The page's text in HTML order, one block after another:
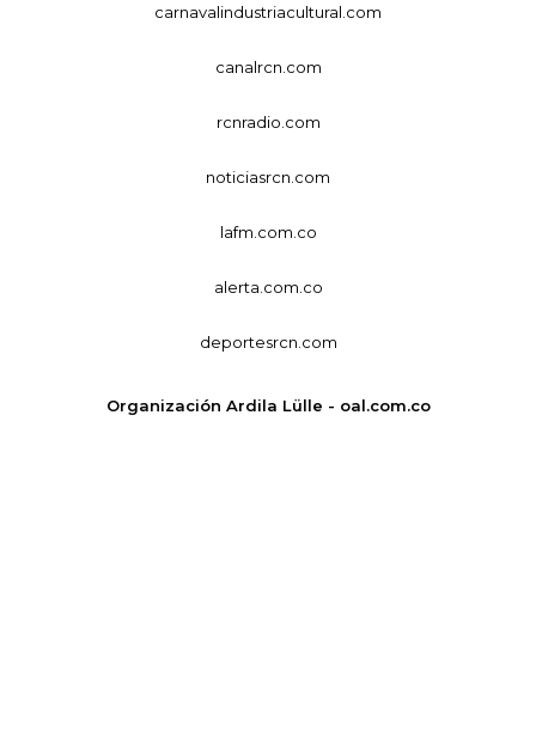
carnavalindustriacultural.com
canalrcn.com
rcnradio.com
noticiasrcn.com
lafm.com.co
alerta.com.co
deportesrcn.com
Organización Ardila Lülle - oal.com.co